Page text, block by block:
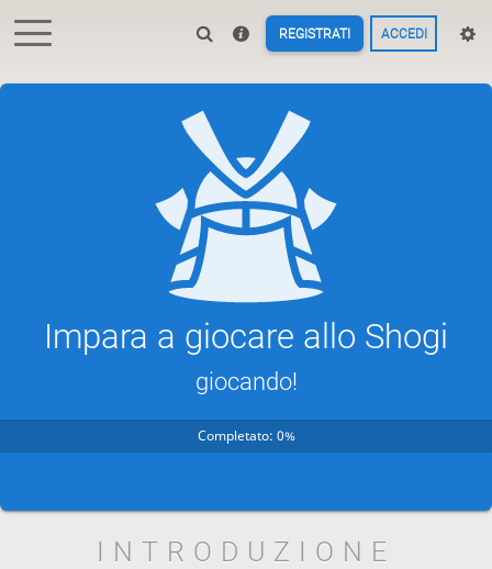
REGISTRATI ACCEDI
Impara a giocare allo Shogi
giocando!
Completato: 0%
INTRODUZIONE